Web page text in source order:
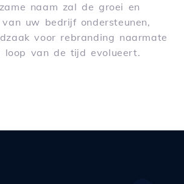
naam zal de groei en
uw bedrijf ondersteunen,
voor rebranding naarmate
loop van de tijd evolueert.